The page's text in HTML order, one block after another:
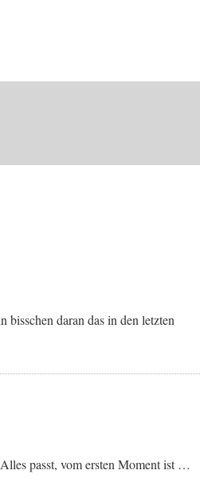
daran das in den letzten
passt, vom ersten Moment ist …